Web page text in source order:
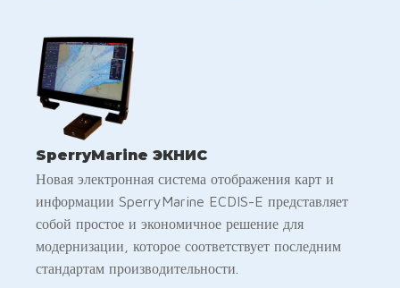
SperryMarine ЭКНИС
Новая электронная система отображения карт и
информации SperryMarine ECDIS-E представляет
собой простое и экономичное решение для
модернизации, которое соответствует последним
стандартам производительности.